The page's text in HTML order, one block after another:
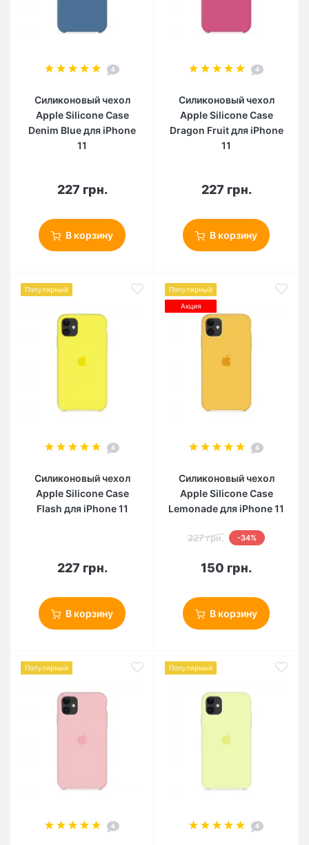
4
Силиконовый чехол
Apple Silicone Case
Denim Blue для iPhone
11
227 грн.
В корзину
4
Силиконовый чехол
Apple Silicone Case
Dragon Fruit для iPhone
11
227 грн.
В корзину
Популярный
4
Силиконовый чехол
Apple Silicone Case
Flash для iPhone 11
227 грн.
В корзину
Популярный
Акция
4
Силиконовый чехол
Apple Silicone Case
Lemonade для iPhone 11
227 грн. -34%
150 грн.
В корзину
Популярный
4
Популярный
4